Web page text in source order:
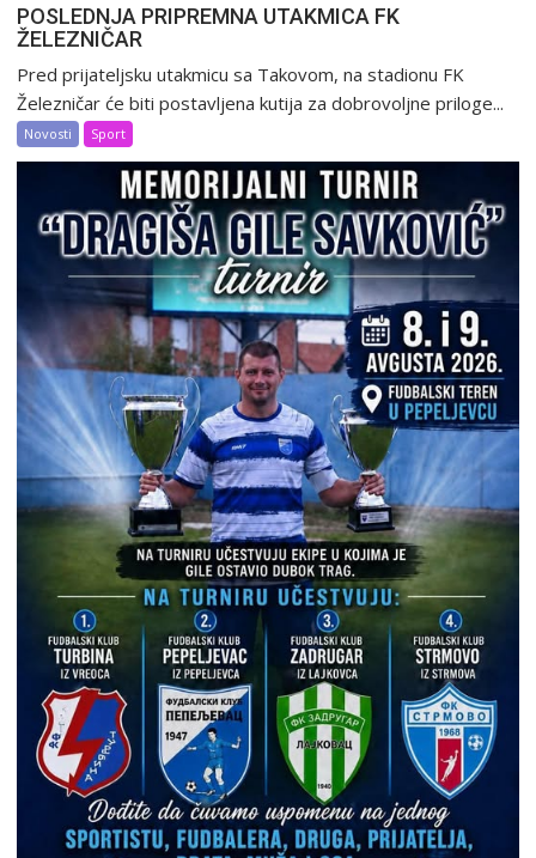
POSLEDNJA PRIPREMNA UTAKMICA FK
ŽELEZNIČAR
Pred prijateljsku utakmicu sa Takovom, na stadionu FK
Železničar će biti postavljena kutija za dobrovoljne priloge...
Novosti Sport